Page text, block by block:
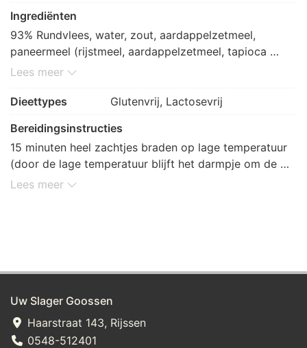
Ingrediënten
93% Rundvlees, water, zout, aardappelzetmeel,
paneermeel (rijstmeel, aardappelzetmeel, tapioca
zetmeel, maltodextrine, zout, gist), fruitvezel, witte
cardemom, natuurlijk kruidnagelaroma.
Lees meer
Dieettypes
Glutenvrij, Lactosevrij
Bereidingsinstructies
15 minuten heel zachtjes braden op lage temperatuur
(door de lage temperatuur blijft het darmpje om de
worst heel en blijft de worst sappig). De laatse 2
Lees meer
Uw Slager Goossen
Haarstraat 143, Rijssen
0548-512401